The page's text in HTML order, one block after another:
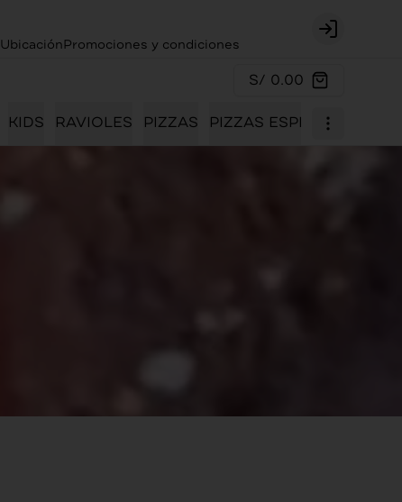
UbicaciónPromociones y condiciones Login
S/ 0.00
KIDS RAVIOLES PIZZAS PIZZAS ESPECIALES